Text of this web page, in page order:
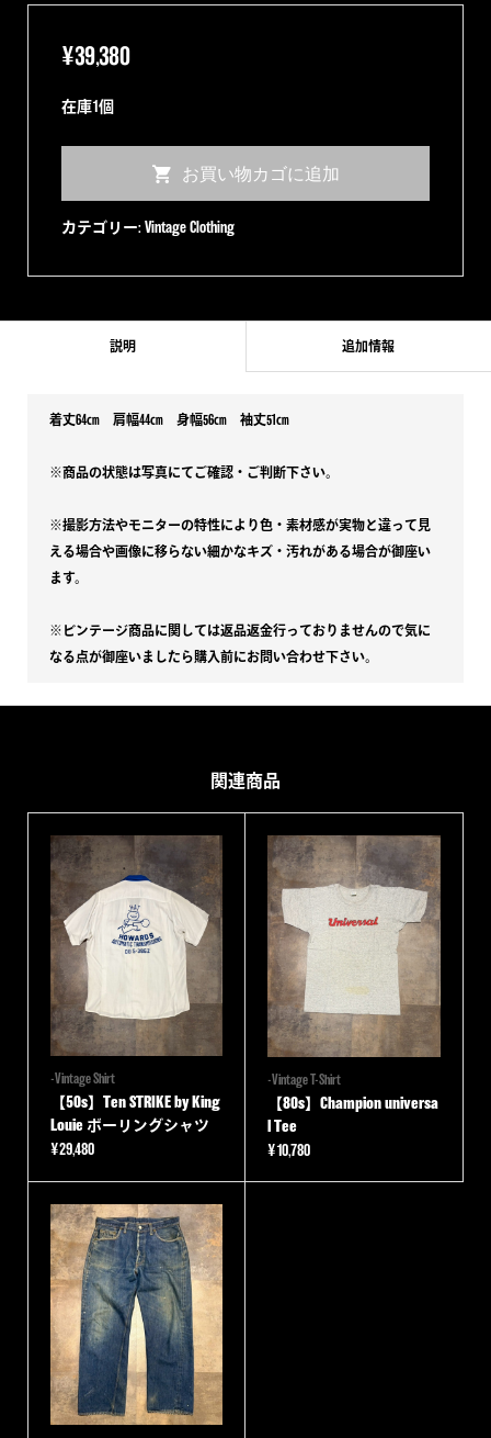
¥39,380
在庫1個
ウ
ャ
個
お買い物カゴに追加
カテゴリー:Vintage Clothing
説明 追加情報
着丈64㎝ 肩幅44㎝ 身幅56㎝ 袖丈51㎝
※商品の状態は写真にてご確認・ご判断下さい。
※撮影方法やモニターの特性により色・素材感が実物と違って見
える場合や画像に移らない細かなキズ・汚れがある場合が御座い
ます。
※ビンテージ商品に関しては返品返金行っておりませんので気に
なる点が御座いましたら購入前にお問い合わせ下さい。
関連商品
-Vintage Shirt
【50s】Ten STRIKE by King
Louie ボーリングシャツ
¥29,480
-Vintage T-Shirt
【80s】Champion universa
l Tee
¥10,780